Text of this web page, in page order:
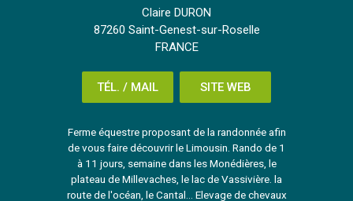
Claire DURON
87260 Saint-Genest-sur-Roselle
FRANCE
TÉL. / MAIL SITE WEB
Ferme équestre proposant de la randonnée afin
de vous faire découvrir le Limousin. Rando de 1
à 11 jours, semaine dans les Monédières, le
plateau de Millevaches, le lac de Vassivière. la
route de l'océan, le Cantal... Elevage de chevaux